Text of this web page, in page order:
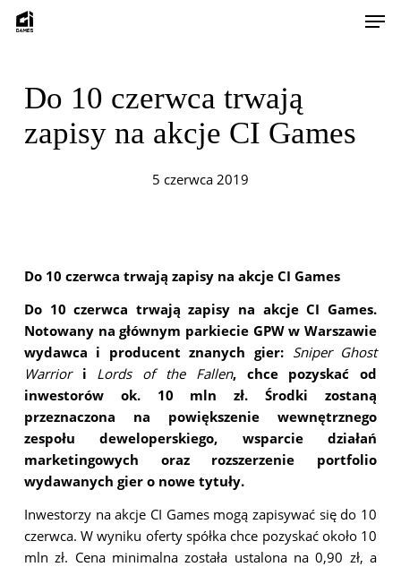
Skip
Do 10 czerwca trwają
zapisy na akcje CI Games
5 czerwca 2019
Do 10 czerwca trwają zapisy na akcje CI Games
Do 10 czerwca trwają zapisy na akcje CI Games.
Notowany na głównym parkiecie GPW w Warszawie
wydawca i producent znanych gier: Sniper Ghost
Warriori Lords of the Fallen, chce pozyskać od
inwestorów ok. 10 mln zł.
Środki zostaną
przeznaczona na powiększenie wewnętrznego
zespołu deweloperskiego, wsparcie działań
marketingowych oraz rozszerzenie portfolio
wydawanych gier o nowe tytuły.
Inwestorzy na akcje CI Games mogą zapisywać się do 10
czerwca. W wyniku oferty spółka chce pozyskać około 10
mln zł. Cena minimalna została ustalona na 0,90 zł, a